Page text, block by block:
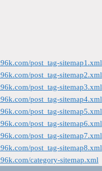
post_tag-sitemap1.xml
post_tag-sitemap2.xml
post_tag-sitemap3.xml
post_tag-sitemap4.xml
post_tag-sitemap5.xml
post_tag-sitemap6.xml
post_tag-sitemap7.xml
post_tag-sitemap8.xml
category-sitemap.xml